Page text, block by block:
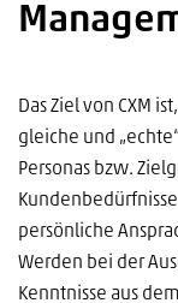
Das Ziel von CXM
gleiche und
Personas bzw.
persönliche
Werden bei der
Kenntnisse aus